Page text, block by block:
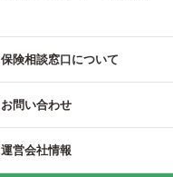
保険相談窓口について
お問い合わせ
運営会社情報